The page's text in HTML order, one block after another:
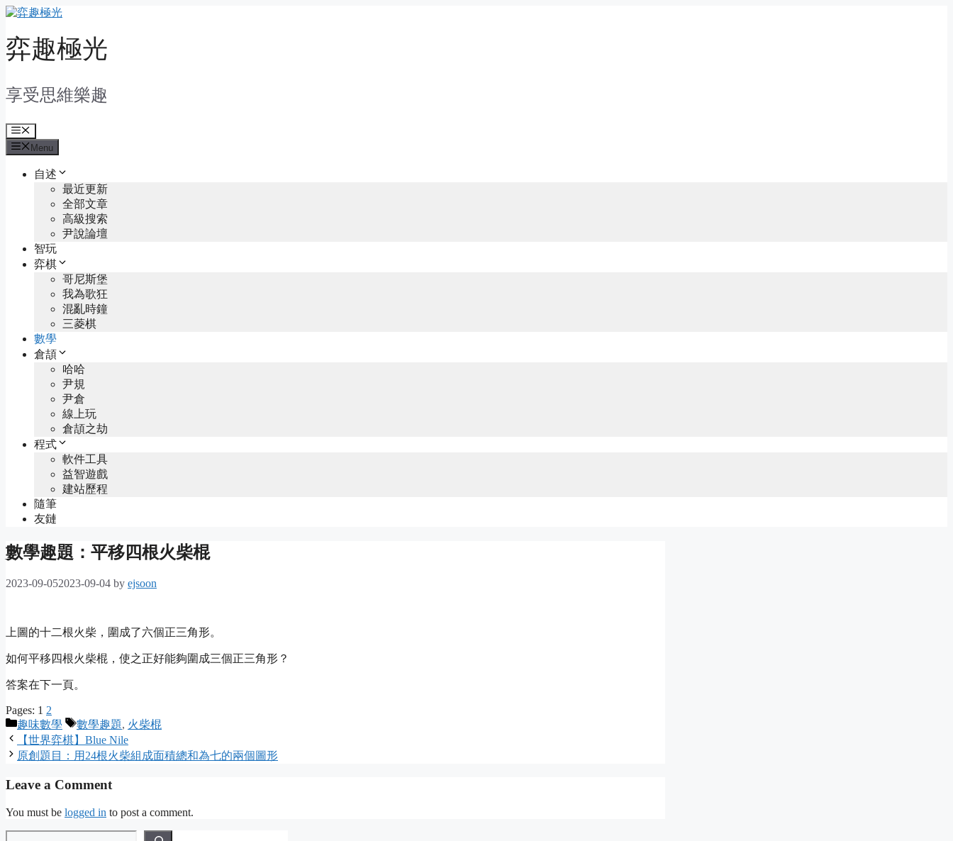
Skip
content
弈趣極光
享受思維樂趣
Menu
Menu
自述
最近更新
全部文章
高級搜索
尹說論壇
智玩
弈棋
哥尼斯堡
我為歌狂
混亂時鐘
三菱棋
數學
倉頡
哈哈
尹規
尹倉
線上玩
倉頡之劫
程式
軟件工具
益智遊戲
建站歷程
隨筆
友鏈
數學趣題：平移四根火柴棍
2023-09-052023-09-04 by ejsoon
上圖的十二根火柴，圍成了六個正三角形。
如何平移四根火柴棍，使之正好能夠圍成三個正三角形？
答案在下一頁。
Pages: 1 2
Categories
趣味數學 Tags
數學趣題, 火柴棍
【世界弈棋】Blue Nile
原創題目：用24根火柴組成面積總和為七的兩個圖形
Leave a Comment
You must be logged in to post a comment.